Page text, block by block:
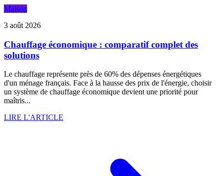
Maison
3 août 2026
Chauffage économique : comparatif complet des
solutions
Le chauffage représente près de 60% des dépenses énergétiques
d'un ménage français. Face à la hausse des prix de l'énergie, choisir
un système de chauffage économique devient une priorité pour
maîtris...
LIRE L'ARTICLE